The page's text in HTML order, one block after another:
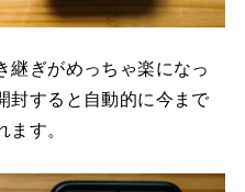
継ぎがめっちゃ楽になっ
封すると自動的に今まで
す。